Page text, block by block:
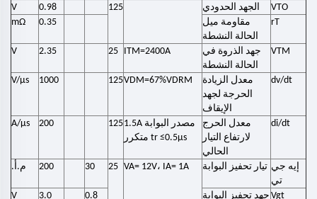
VTO
الجهد الحدودي 125
0.98
V
rT
مقاومة ميل
الحالة النشطة
0.35
mΩ
VTM
جهد الذروة في
الحالة النشطة
ITM=2400A
25
2.35
V
dv/dt
معدل الزيادة
الحرجة لجهد
الإيقاف
VDM=67%VDRM
125
1000
V/μs
di/dt
معدل الحرج
لارتفاع التيار
الحالي
مصدر البوابة 1.5A
tr ≤0.5μs متكرر
125
200
A/μs
إيه جي
تي
تيار تحفيز البوابة VA= 12V، IA= 1A 25
30
200 م.أ.
Vgt جهد تحفيز البوابة 0.8
3.0
V